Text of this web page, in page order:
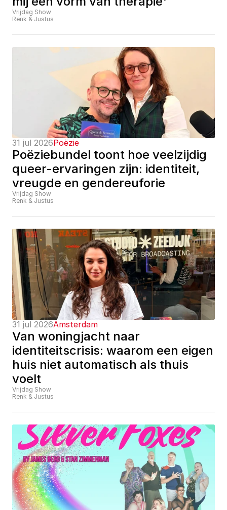
Vrijdag Show
Renk & Justus
31 jul 2026Poëzie
Poëziebundel toont hoe veelzijdig
queer-ervaringen zijn: identiteit,
vreugde en gendereuforie
Vrijdag Show
Renk & Justus
31 jul 2026Amsterdam
Van woningjacht naar
identiteitscrisis: waarom een eigen
huis niet automatisch als thuis
voelt
Vrijdag Show
Renk & Justus